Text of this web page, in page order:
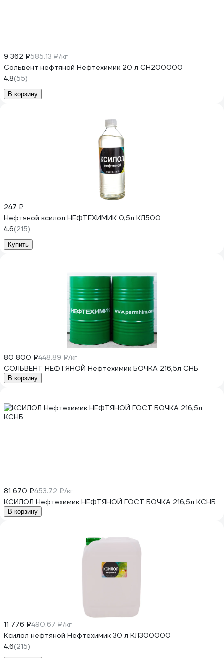
9 362 ₽585.13 ₽/кг
Сольвент нефтяной Нефтехимик 20 л СН200000
4.8(55)
В корзину
247 ₽
Нефтяной ксилол НЕФТЕХИМИК 0,5л КЛ500
4.6(215)
Купить
80 800 ₽448.89 ₽/кг
СОЛЬВЕНТ НЕФТЯНОЙ Нефтехимик БОЧКА 216,5л СНБ
В корзину
81 670 ₽453.72 ₽/кг
КСИЛОЛ Нефтехимик НЕФТЯНОЙ ГОСТ БОЧКА 216,5л КСНБ
В корзину
11 776 ₽490.67 ₽/кг
Ксилол нефтяной Нефтехимик 30 л КЛ300000
4.6(215)